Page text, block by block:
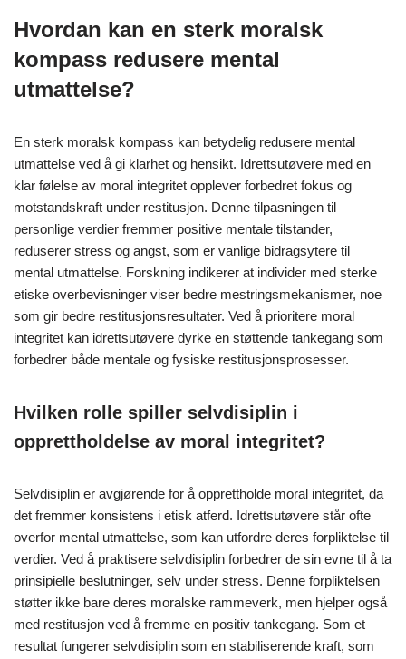
Hvordan kan en sterk moralsk
kompass redusere mental
utmattelse?
En sterk moralsk kompass kan betydelig redusere mental
utmattelse ved å gi klarhet og hensikt. Idrettsutøvere med en
klar følelse av moral integritet opplever forbedret fokus og
motstandskraft under restitusjon. Denne tilpasningen til
personlige verdier fremmer positive mentale tilstander,
reduserer stress og angst, som er vanlige bidragsytere til
mental utmattelse. Forskning indikerer at individer med sterke
etiske overbevisninger viser bedre mestringsmekanismer, noe
som gir bedre restitusjonsresultater. Ved å prioritere moral
integritet kan idrettsutøvere dyrke en støttende tankegang som
forbedrer både mentale og fysiske restitusjonsprosesser.
Hvilken rolle spiller selvdisiplin i
opprettholdelse av moral integritet?
Selvdisiplin er avgjørende for å opprettholde moral integritet, da
det fremmer konsistens i etisk atferd. Idrettsutøvere står ofte
overfor mental utmattelse, som kan utfordre deres forpliktelse til
verdier. Ved å praktisere selvdisiplin forbedrer de sin evne til å ta
prinsipielle beslutninger, selv under stress. Denne forpliktelsen
støtter ikke bare deres moralske rammeverk, men hjelper også
med restitusjon ved å fremme en positiv tankegang. Som et
resultat fungerer selvdisiplin som en stabiliserende kraft, som